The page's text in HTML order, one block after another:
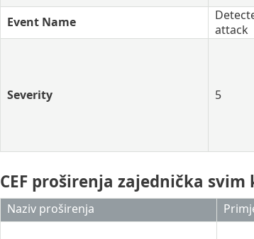
Event Name
attack
Severity 5
CEF proširenja zajednička
Naziv proširenja